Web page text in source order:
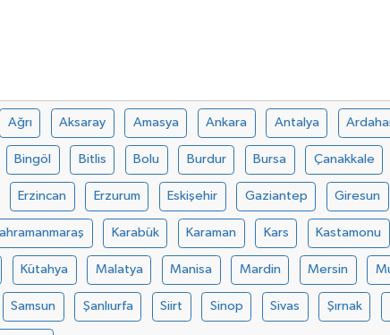
Ağrı Aksaray Amasya Ankara Antalya
Bingöl Bitlis Bolu Burdur Bursa Çanakkale
Erzincan Erzurum Eskişehir Gaziantep Giresun
Karabük Karaman Kars Kastamonu
Kütahya Malatya Manisa Mardin Mersin
Samsun Şanlıurfa Siirt Sinop Sivas Şırnak